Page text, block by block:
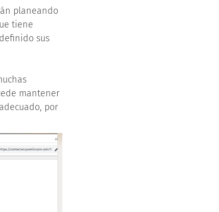
planeando
tiene
sus
mantener
por